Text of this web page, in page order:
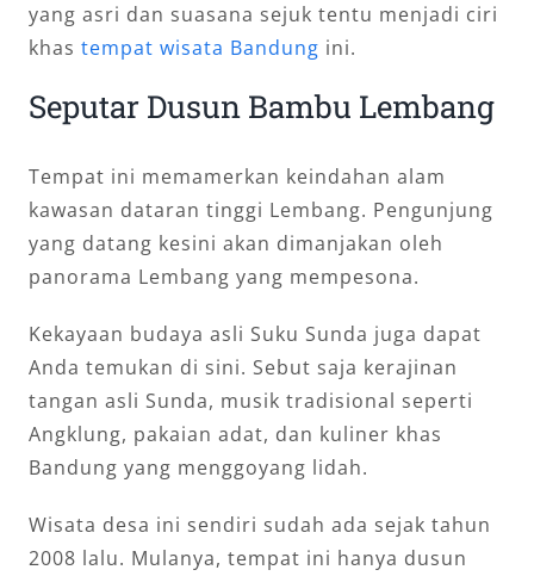
yang asri dan suasana sejuk tentu menjadi ciri
khas tempat wisata Bandung ini.
Seputar Dusun Bambu Lembang
Tempat ini memamerkan keindahan alam
kawasan dataran tinggi Lembang. Pengunjung
yang datang kesini akan dimanjakan oleh
panorama Lembang yang mempesona.
Kekayaan budaya asli Suku Sunda juga dapat
Anda temukan di sini. Sebut saja kerajinan
tangan asli Sunda, musik tradisional seperti
Angklung, pakaian adat, dan kuliner khas
Bandung yang menggoyang lidah.
Wisata desa ini sendiri sudah ada sejak tahun
2008 lalu. Mulanya, tempat ini hanya dusun